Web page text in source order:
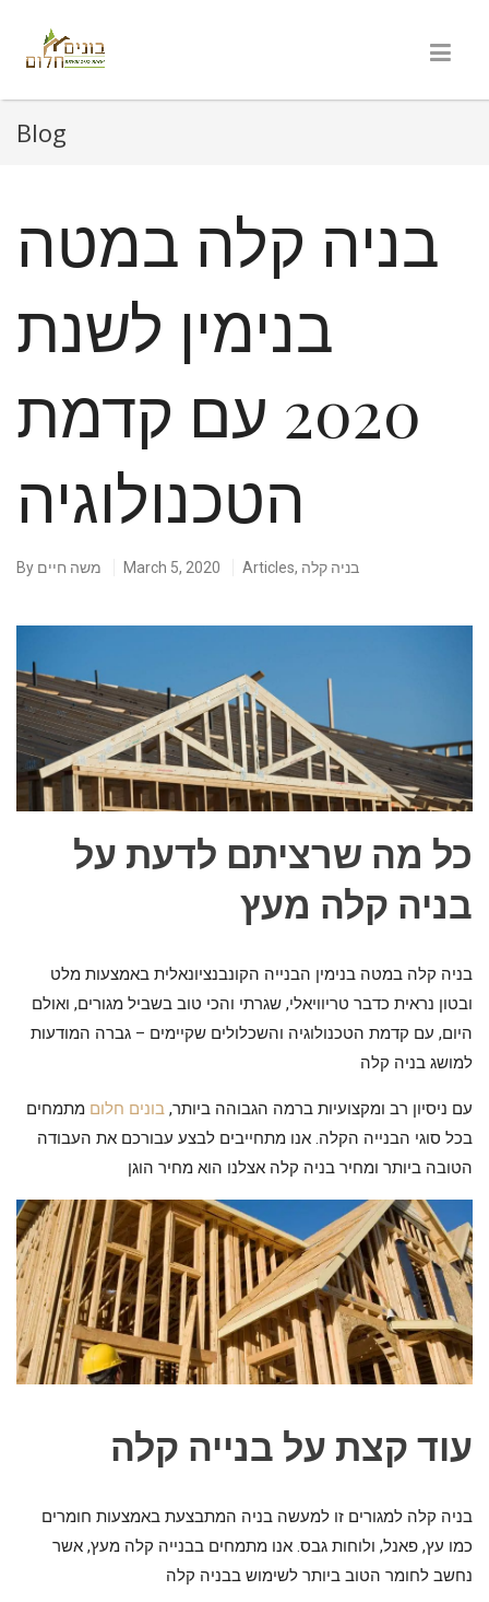
Blog
בניה קלה במטה
בנימין לשנת
2020 עם קדמת
הטכנולוגיה
By משה חיים March 5, 2020 Articles, בניה קלה
כל מה שרציתם לדעת על
בניה קלה מעץ
בניה קלה במטה בנימין הבנייה הקונבנציונאלית באמצעות מלט
ובטון נראית כדבר טריוויאלי, שגרתי והכי טוב בשביל מגורים, ואולם
היום, עם קדמת הטכנולוגיה והשכלולים שקיימים – גברה המודעות
למושג בניה קלה
עם ניסיון רב ומקצועיות ברמה הגבוהה ביותר, בונים חלום מתמחים
בכל סוגי הבנייה הקלה. אנו מתחייבים לבצע עבורכם את העבודה
הטובה ביותר ומחיר בניה קלה אצלנו הוא מחיר הוגן
עוד קצת על בנייה קלה
בניה קלה למגורים זו למעשה בניה המתבצעת באמצעות חומרים
כמו עץ, פאנל, ולוחות גבס. אנו מתמחים בבנייה קלה מעץ, אשר
נחשב לחומר הטוב ביותר לשימוש בבניה קלה